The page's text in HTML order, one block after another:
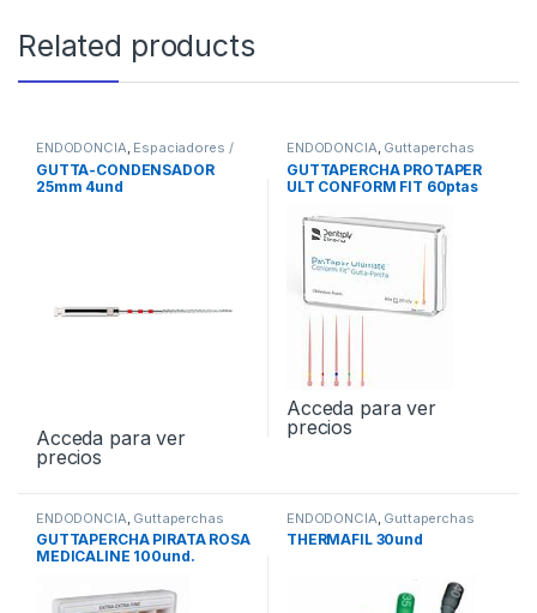
Related products
ENDODONCIA Espaciadores /
Ensanchadores
GUTTA-CONDENSADOR
25mm 4und
Acceda para ver
precios
ENDODONCIA Guttaperchas
GUTTAPERCHA PROTAPER
ULT CONFORM FIT 60ptas
Acceda para ver
precios
ENDODONCIA Guttaperchas
GUTTAPERCHA PIRATA ROSA
MEDICALINE 100und.
ENDODONCIA Guttaperchas
THERMAFIL 30und